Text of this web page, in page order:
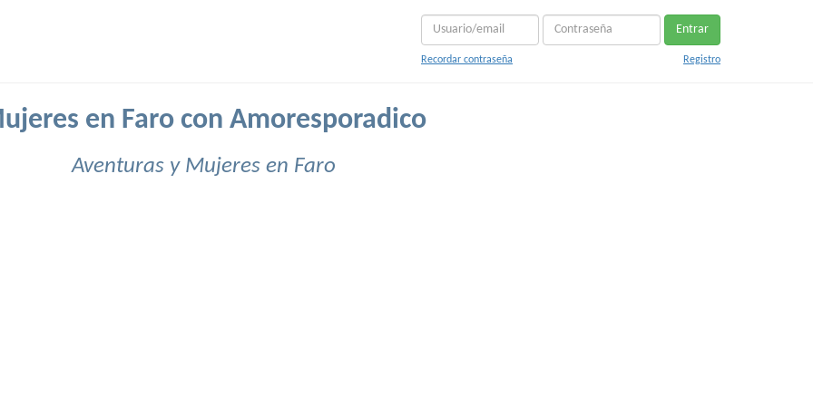
Entrar
Recordar contraseña Registro
en Faro con Amoresporadico
Aventuras y Mujeres en Faro